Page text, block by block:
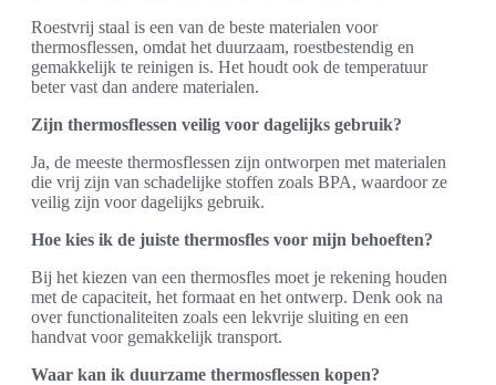
Roestvrij staal is een van de beste materialen voor
thermosflessen, omdat het duurzaam, roestbestendig en
gemakkelijk te reinigen is. Het houdt ook de temperatuur
beter vast dan andere materialen.
Zijn thermosflessen veilig voor dagelijks gebruik?
Ja, de meeste thermosflessen zijn ontworpen met materialen
die vrij zijn van schadelijke stoffen zoals BPA, waardoor ze
veilig zijn voor dagelijks gebruik.
Hoe kies ik de juiste thermosfles voor mijn behoeften?
Bij het kiezen van een thermosfles moet je rekening houden
met de capaciteit, het formaat en het ontwerp. Denk ook na
over functionaliteiten zoals een lekvrije sluiting en een
handvat voor gemakkelijk transport.
Waar kan ik duurzame thermosflessen kopen?